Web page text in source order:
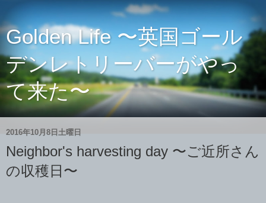
Golden Life 〜英国ゴール
デンレトリーバーがやっ
て来た〜
2016年10月8日土曜日
Neighbor's harvesting day 〜ご近所さん
の収穫日〜